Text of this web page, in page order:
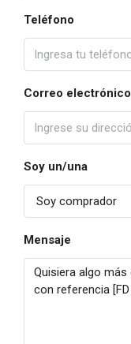
Teléfono
Correo electrónico
Soy un/una
Soy comprador
Mensaje